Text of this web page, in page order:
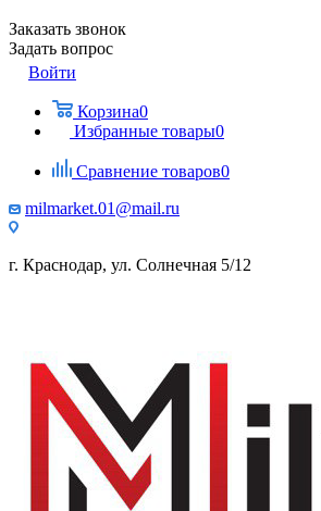
Заказать звонок
Задать вопрос
Войти
Корзина0
Избранные товары0
Сравнение товаров0
milmarket.01@mail.ru
г. Краснодар, ул. Солнечная 5/12